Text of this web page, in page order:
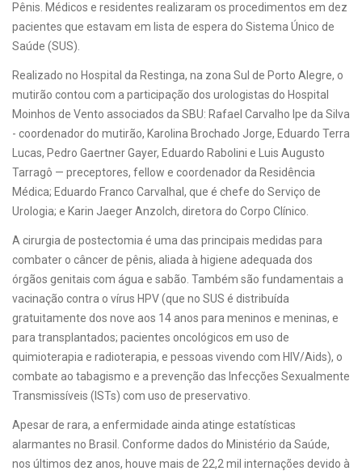
Pênis. Médicos e residentes realizaram os procedimentos em dez
pacientes que estavam em lista de espera do Sistema Único de
Saúde (SUS).
Realizado no Hospital da Restinga, na zona Sul de Porto Alegre, o
mutirão contou com a participação dos urologistas do Hospital
Moinhos de Vento associados da SBU: Rafael Carvalho Ipe da Silva
- coordenador do mutirão, Karolina Brochado Jorge, Eduardo Terra
Lucas, Pedro Gaertner Gayer, Eduardo Rabolini e Luis Augusto
Tarragô — preceptores, fellow e coordenador da Residência
Médica; Eduardo Franco Carvalhal, que é chefe do Serviço de
Urologia; e Karin Jaeger Anzolch, diretora do Corpo Clínico.
A cirurgia de postectomia é uma das principais medidas para
combater o câncer de pênis, aliada à higiene adequada dos
órgãos genitais com água e sabão. Também são fundamentais a
vacinação contra o vírus HPV (que no SUS é distribuída
gratuitamente dos nove aos 14 anos para meninos e meninas, e
para transplantados; pacientes oncológicos em uso de
quimioterapia e radioterapia, e pessoas vivendo com HIV/Aids), o
combate ao tabagismo e a prevenção das Infecções Sexualmente
Transmissíveis (ISTs) com uso de preservativo.
Apesar de rara, a enfermidade ainda atinge estatísticas
alarmantes no Brasil. Conforme dados do Ministério da Saúde,
nos últimos dez anos, houve mais de 22,2 mil internações devido à